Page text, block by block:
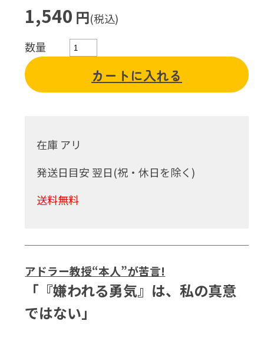
1,540 円(税込)
数量
カートに入れる
在庫 アリ
発送日目安 翌日(祝・休日を除く)
送料無料
アドラー教授“本人”が苦言!
「『嫌われる勇気』は、私の真意
ではない」